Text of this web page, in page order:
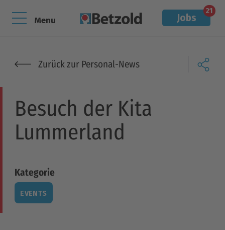
Menu
Zurück zur Personal-News
Jobs
21
Besuch der Kita
Lummerland
Kategorie
EVENTS